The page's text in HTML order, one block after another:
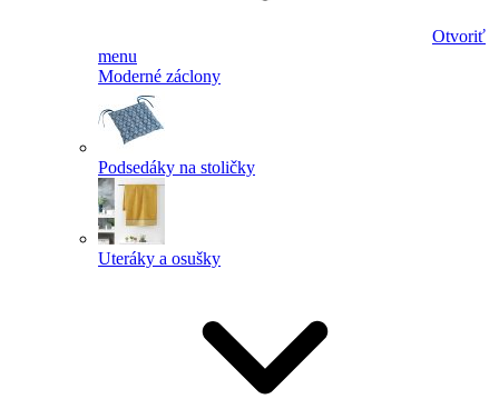
Otvoriť
menu
Moderné záclony
Podsedáky na stoličky
Uteráky a osušky